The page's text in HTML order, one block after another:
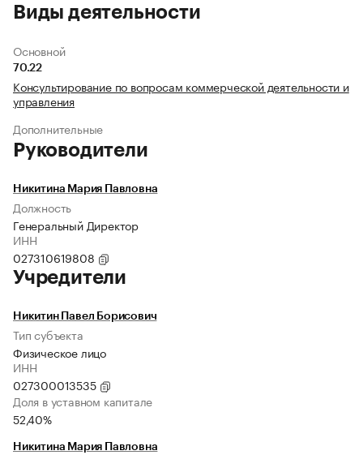
Виды деятельности
Основной
70.22
Консультирование по вопросам коммерческой деятельности и
управления
Дополнительные
Руководители
Никитина Мария Павловна
Должность
Генеральный Директор
ИНН
027310619808
Учредители
Никитин Павел Борисович
Тип субъекта
Физическое лицо
ИНН
027300013535
Доля в уставном капитале
52,40%
Никитина Мария Павловна